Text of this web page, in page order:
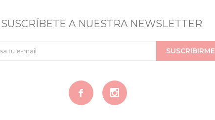
SUSCRÍBETE A NUESTRA NEWSLETTER
SUSCRIBIRME
 